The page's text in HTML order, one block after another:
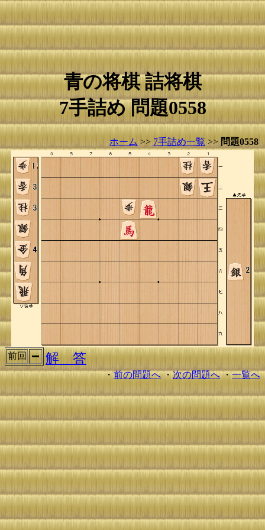
青の将棋 詰将棋
7手詰め 問題0558
ホーム >> 7手詰め一覧 >> 問題0558
前回 解 答
・前の問題へ・次の問題へ・一覧へ